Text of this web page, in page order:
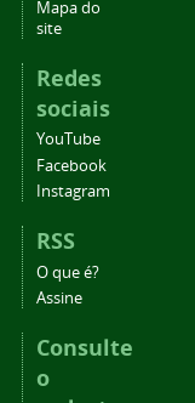
Mapa do
site
Redes
sociais
YouTube
Facebook
Instagram
RSS
O que é?
Assine
Consulte
o